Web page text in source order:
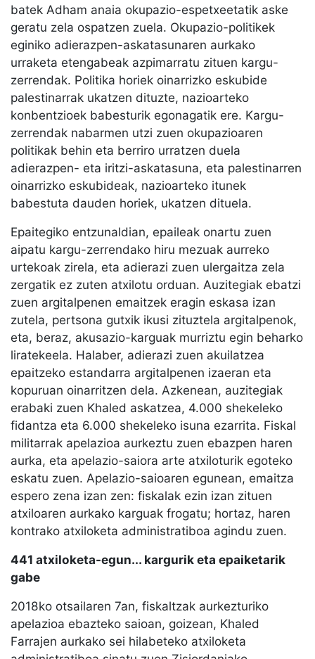
batek Adham anaia okupazio-espetxeetatik aske
geratu zela ospatzen zuela. Okupazio-politikek
eginiko adierazpen-askatasunaren aurkako
urraketa etengabeak azpimarratu zituen kargu-
zerrendak. Politika horiek oinarrizko eskubide
palestinarrak ukatzen dituzte, nazioarteko
konbentzioek babesturik egonagatik ere. Kargu-
zerrendak nabarmen utzi zuen okupazioaren
politikak behin eta berriro urratzen duela
adierazpen- eta iritzi-askatasuna, eta palestinarren
oinarrizko eskubideak, nazioarteko itunek
babestuta dauden horiek, ukatzen dituela.
Epaitegiko entzunaldian, epaileak onartu zuen
aipatu kargu-zerrendako hiru mezuak aurreko
urtekoak zirela, eta adierazi zuen ulergaitza zela
zergatik ez zuten atxilotu orduan. Auzitegiak ebatzi
zuen argitalpenen emaitzek eragin eskasa izan
zutela, pertsona gutxik ikusi zituztela argitalpenok,
eta, beraz, akusazio-karguak murriztu egin beharko
liratekeela. Halaber, adierazi zuen akuilatzea
epaitzeko estandarra argitalpenen izaeran eta
kopuruan oinarritzen dela. Azkenean, auzitegiak
erabaki zuen Khaled askatzea, 4.000 shekeleko
fidantza eta 6.000 shekeleko isuna ezarrita. Fiskal
militarrak apelazioa aurkeztu zuen ebazpen haren
aurka, eta apelazio-saiora arte atxiloturik egoteko
eskatu zuen. Apelazio-saioaren egunean, emaitza
espero zena izan zen: fiskalak ezin izan zituen
atxiloaren aurkako karguak frogatu; hortaz, haren
kontrako atxiloketa administratiboa agindu zuen.
441 atxiloketa-egun... kargurik eta epaiketarik
gabe
2018ko otsailaren 7an, fiskaltzak aurkezturiko
apelazioa ebazteko saioan, goizean, Khaled
Farrajen aurkako sei hilabeteko atxiloketa